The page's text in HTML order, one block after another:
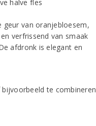
geur van oranjebloesem,
verfrissend van smaak
afdronk is elegant en
te combineren